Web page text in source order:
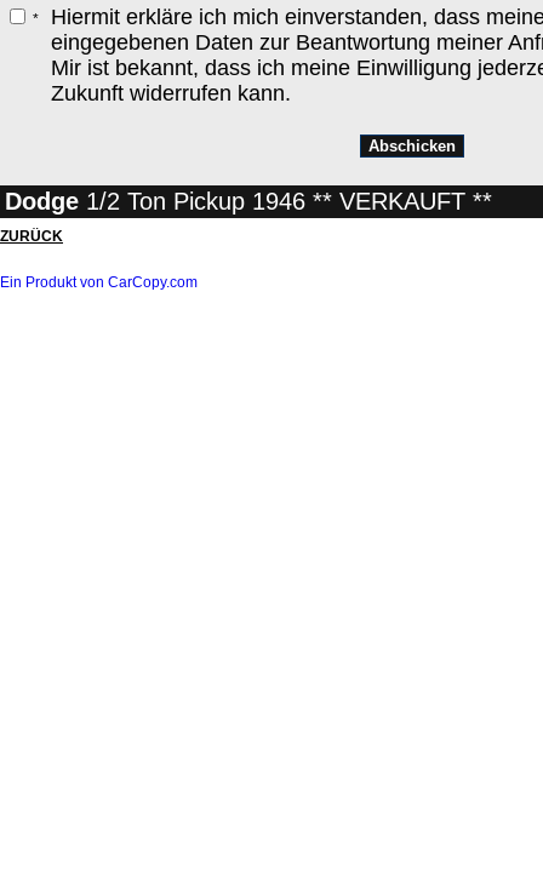
*
Hiermit erkläre ich mich einverstanden, dass
eingegebenen Daten zur Beantwortung meiner
Mir ist bekannt, dass ich meine Einwilligung
Zukunft widerrufen kann.
Dodge 1/2 Ton Pickup 1946 ** VERKAUFT **
ZURÜCK
Ein Produkt von CarCopy.com